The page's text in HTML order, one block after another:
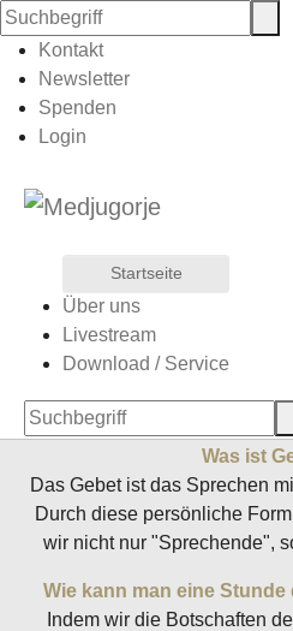
Zum Hauptinhalt springen
Kontakt
Newsletter
Spenden
Login
Startseite
Über uns
Livestream
Download / Service
Sie sind hier:
Medjugorje Deutschland e.V.
anderes dazwischen
Was ist
Das Gebet ist das Sprechen
Durch diese persönliche
wir nicht nur "Sprechende",
Wie kann man eine
Indem wir die Botschaften